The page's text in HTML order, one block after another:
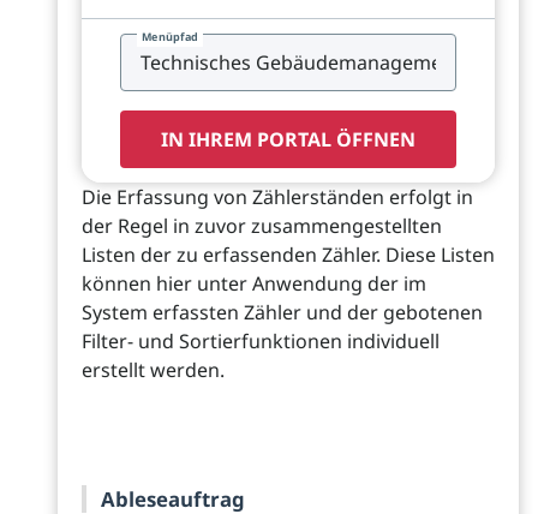
Menüpfad
IN IHREM PORTAL ÖFFNEN
Die Erfassung von Zählerständen erfolgt in
der Regel in zuvor zusammengestellten
Listen der zu erfassenden Zähler. Diese Listen
können hier unter Anwendung der im
System erfassten Zähler und der gebotenen
Filter- und Sortierfunktionen individuell
erstellt werden.
Ableseauftrag